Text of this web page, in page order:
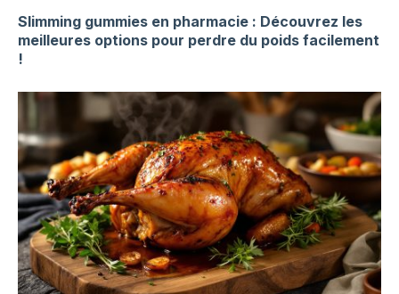
Slimming gummies en pharmacie : Découvrez les
meilleures options pour perdre du poids facilement
!